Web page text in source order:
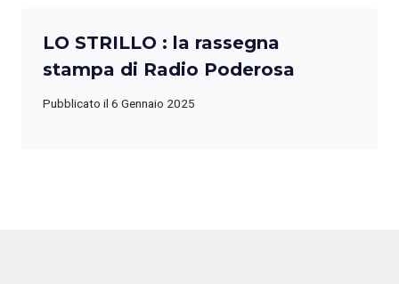
LO STRILLO : la rassegna
stampa di Radio Poderosa
Pubblicato il 6 Gennaio 2025